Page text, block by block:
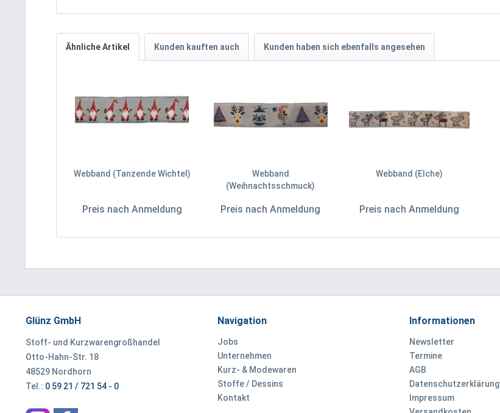
Ähnliche Artikel Kunden kauften auch Kunden haben sich ebenfalls angesehen
Webband (Tanzende Wichtel)
Preis nach Anmeldung
Webband
(Weihnachtsschmuck)
Preis nach Anmeldung
Webband (Elche)
Preis nach Anmeldung
Glünz GmbH
Stoff- und Kurzwarengroßhandel
Otto-Hahn-Str. 18
48529 Nordhorn
Tel.: 0 59 21 / 721 54 - 0
Navigation
Jobs
Unternehmen
Kurz- & Modewaren
Stoffe / Dessins
Kontakt
Informationen
Newsletter
Termine
AGB
Datenschutzerklärung
Impressum